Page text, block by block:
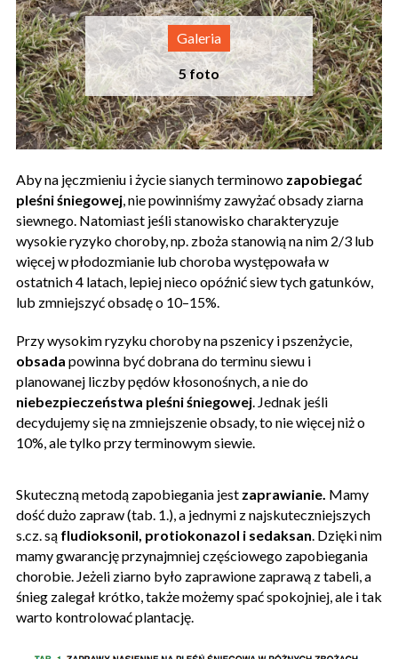
Aby na jęczmieniu i życie sianych terminowo zapobiegać
pleśni śniegowej, nie powinniśmy zawyżać obsady ziarna
siewnego. Natomiast jeśli stanowisko charakteryzuje
wysokie ryzyko choroby, np. zboża stanowią na nim 2/3 lub
więcej w płodozmianie lub choroba występowała w
ostatnich 4 latach, lepiej nieco opóźnić siew tych gatunków,
lub zmniejszyć obsadę o 10–15%.
Przy wysokim ryzyku choroby na pszenicy i pszenżycie,
obsada powinna być dobrana do terminu siewu i
planowanej liczby pędów kłosonośnych, a nie do
niebezpieczeństwa pleśni śniegowej. Jednak jeśli
decydujemy się na zmniejszenie obsady, to nie więcej niż o
10%, ale tylko przy terminowym siewie.
Skuteczną metodą zapobiegania jest zaprawianie. Mamy
dość dużo zapraw (tab. 1.), a jednymi z najskuteczniejszych
s.cz. są fludioksonil, protiokonazol i sedaksan. Dzięki nim
mamy gwarancję przynajmniej częściowego zapobiegania
chorobie. Jeżeli ziarno było zaprawione zaprawą z tabeli, a
śnieg zalegał krótko, także możemy spać spokojniej, ale i tak
warto kontrolować plantację.